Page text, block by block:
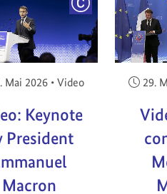
COPYRIGHT
am:
Mai 2026 • Video
Keynote
President
Macron
29.